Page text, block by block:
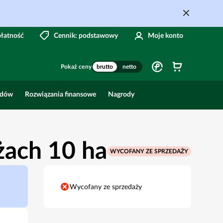
Cennik: podstawowy Moje konto
Pokaż ceny brutto netto
Rozwiązania finansowe Nagrody
10 ha WYCOFANY ZE SPRZEDAŻY
Wycofany ze sprzedaży